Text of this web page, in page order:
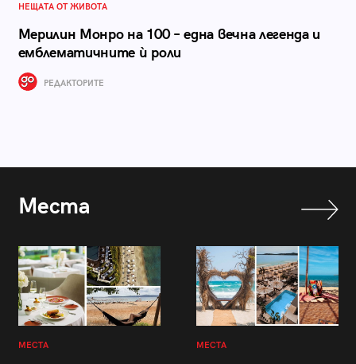
НЕЩАТА ОТ ЖИВОТА
Мерилин Монро на 100 – една вечна легенда и
емблематичните ѝ роли
РЕДАКТОРИТЕ
Места
МЕСТА МЕСТА